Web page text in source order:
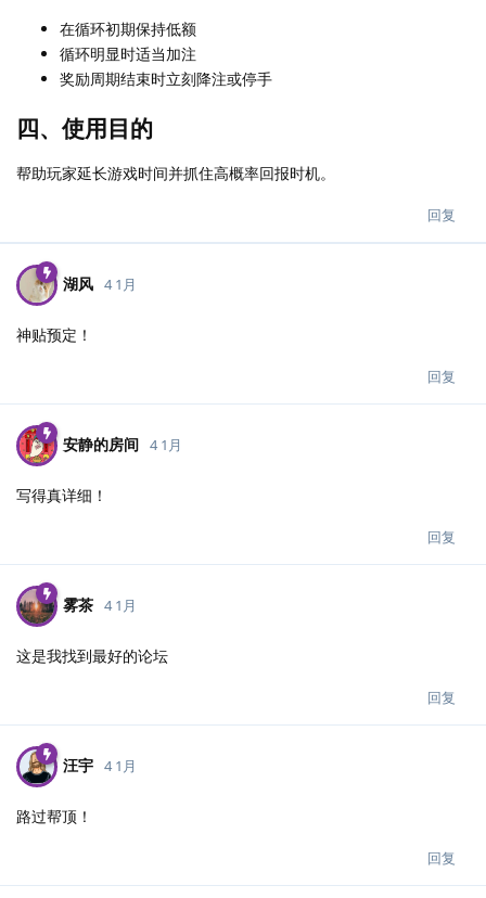
在循环初期保持低额
循环明显时适当加注
奖励周期结束时立刻降注或停手
四、使用目的
帮助玩家延长游戏时间并抓住高概率回报时机。
回复
湖风 4 1月
神贴预定！
回复
安静的房间 4 1月
写得真详细！
回复
雾茶 4 1月
这是我找到最好的论坛
回复
汪宇 4 1月
路过帮顶！
回复